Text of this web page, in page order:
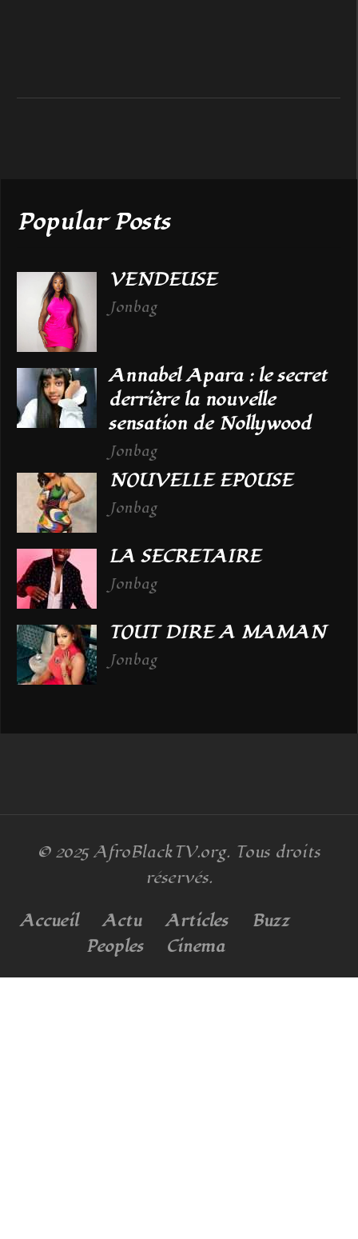
Popular Posts
VENDEUSE
Jonbag
Annabel Apara : le secret
derrière la nouvelle
sensation de Nollywood
Jonbag
NOUVELLE EPOUSE
Jonbag
LA SECRETAIRE
Jonbag
TOUT DIRE A MAMAN
Jonbag
© 2025 AfroBlackTV.org. Tous droits
réservés.
Accueil Actu Articles
Buzz
Peoples
Cinema